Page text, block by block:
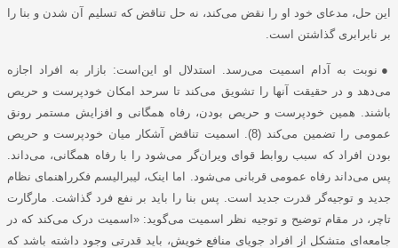
این حل، مدعای خود او را نقض می‌کند، نه حل تناقض که تسلیم آن شدن و بنا را
بر نابرابری گذاشتن است.
● نوبت به آدام اسمیت می‌رسد. استدلال او این‌است: بازار به افراد اجازه
می‌دهد و در حقیقت آنها را تشویق می‌کند تا سرحد امکان خودپرست و حریص
باشند. همین خودپرست و حریص بودن، رفاه همگانی و افزایش مستمر رونق
عمومی را تضمین می‌کند (8). اسمیت تناقض آشکار میان خودپرست و حریص
بودن افراد که سبب روابط قوای ویران‌گر می‌شود را با رفاه همگانی، می‌داند.
پس می‌داند رفاه عمومی قربانی می‌شود. اما اینک، لیبرالیسم فکرراهنمای نظام
جدید و توجیه‌گر قدرت جدید است. پس بنا را باید بر نفع فرد گذاشت. مارگارت
تاچر، در مقام توضیح و توجیه نظر اسمیت می‌گوید: «اسمیت درک می‌کند که در
جامعه‌ای متشکل از افراد جویای منافع خویش، باید قدرتی وجود داشته باشد که